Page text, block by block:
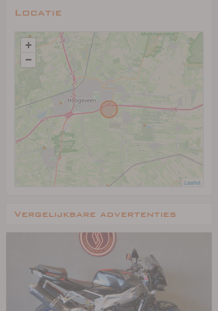
Locatie
+
−
Leaflet
Vergelijkbare advertenties